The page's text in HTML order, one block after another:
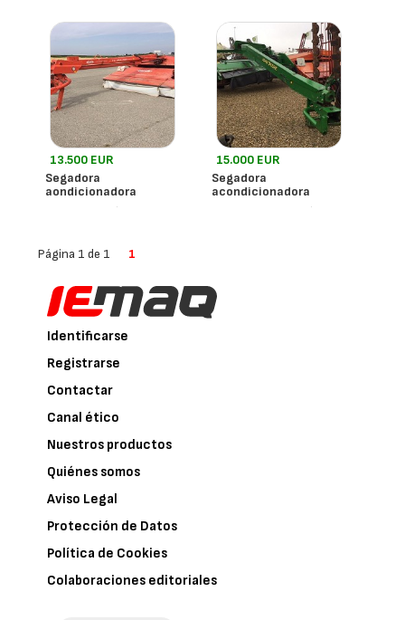
13.500 EUR
Segadora
aondicionadora
- España
15.000 EUR
Segadora
acondicionadora
- España
Página 1 de 1 1
Identificarse
Registrarse
Contactar
Canal ético
Nuestros productos
Quiénes somos
Aviso Legal
Protección de Datos
Política de Cookies
Colaboraciones editoriales